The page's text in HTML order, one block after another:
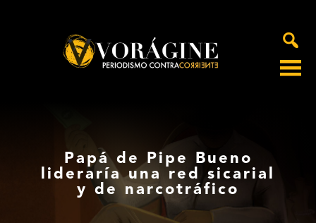
Papá de Pipe Bueno
lideraría una red sicarial
y de narcotráfico